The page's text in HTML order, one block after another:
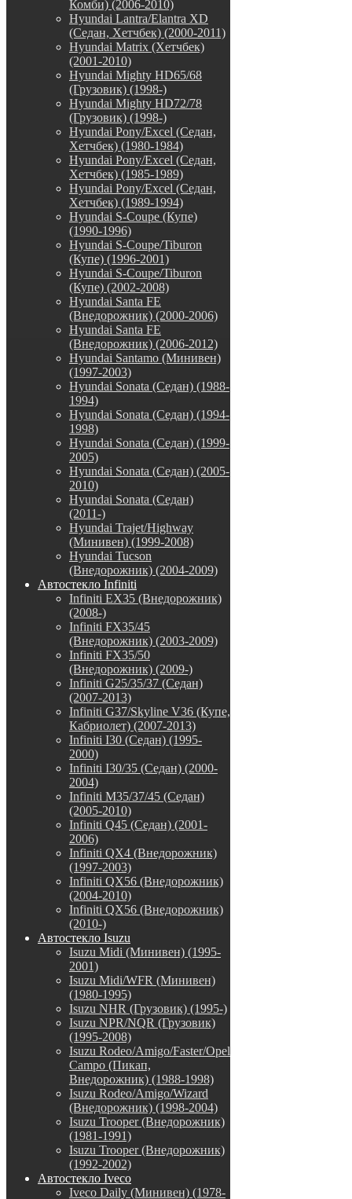
Комби) (2006-2010)
Hyundai Lantra/Elantra XD
(Седан, Хетчбек) (2000-2011)
Hyundai Matrix (Хетчбек)
(2001-2010)
Hyundai Mighty HD65/68
(Грузовик) (1998-)
Hyundai Mighty HD72/78
(Грузовик) (1998-)
Hyundai Pony/Excel (Седан,
Хетчбек) (1980-1984)
Hyundai Pony/Excel (Седан,
Хетчбек) (1985-1989)
Hyundai Pony/Excel (Седан,
Хетчбек) (1989-1994)
Hyundai S-Coupe (Купе)
(1990-1996)
Hyundai S-Coupe/Tiburon
(Купе) (1996-2001)
Hyundai S-Coupe/Tiburon
(Купе) (2002-2008)
Hyundai Santa FE
(Внедорожник) (2000-2006)
Hyundai Santa FE
(Внедорожник) (2006-2012)
Hyundai Santamo (Минивен)
(1997-2003)
Hyundai Sonata (Седан) (1988-
1994)
Hyundai Sonata (Седан) (1994-
1998)
Hyundai Sonata (Седан) (1999-
2005)
Hyundai Sonata (Седан) (2005-
2010)
Hyundai Sonata (Седан)
(2011-)
Hyundai Trajet/Highway
(Минивен) (1999-2008)
Hyundai Tucson
(Внедорожник) (2004-2009)
Автостекло Infiniti
Infiniti EX35 (Внедорожник)
(2008-)
Infiniti FX35/45
(Внедорожник) (2003-2009)
Infiniti FX35/50
(Внедорожник) (2009-)
Infiniti G25/35/37 (Седан)
(2007-2013)
Infiniti G37/Skyline V36 (Купе,
Кабриолет) (2007-2013)
Infiniti I30 (Седан) (1995-
2000)
Infiniti I30/35 (Седан) (2000-
2004)
Infiniti M35/37/45 (Седан)
(2005-2010)
Infiniti Q45 (Седан) (2001-
2006)
Infiniti QX4 (Внедорожник)
(1997-2003)
Infiniti QX56 (Внедорожник)
(2004-2010)
Infiniti QX56 (Внедорожник)
(2010-)
Автостекло Isuzu
Isuzu Midi (Минивен) (1995-
2001)
Isuzu Midi/WFR (Минивен)
(1980-1995)
Isuzu NHR (Грузовик) (1995-)
Isuzu NPR/NQR (Грузовик)
(1995-2008)
Isuzu Rodeo/Amigo/Faster/Opel
Campo (Пикап,
Внедорожник) (1988-1998)
Isuzu Rodeo/Amigo/Wizard
(Внедорожник) (1998-2004)
Isuzu Trooper (Внедорожник)
(1981-1991)
Isuzu Trooper (Внедорожник)
(1992-2002)
Автостекло Iveco
Iveco Daily (Минивен) (1978-